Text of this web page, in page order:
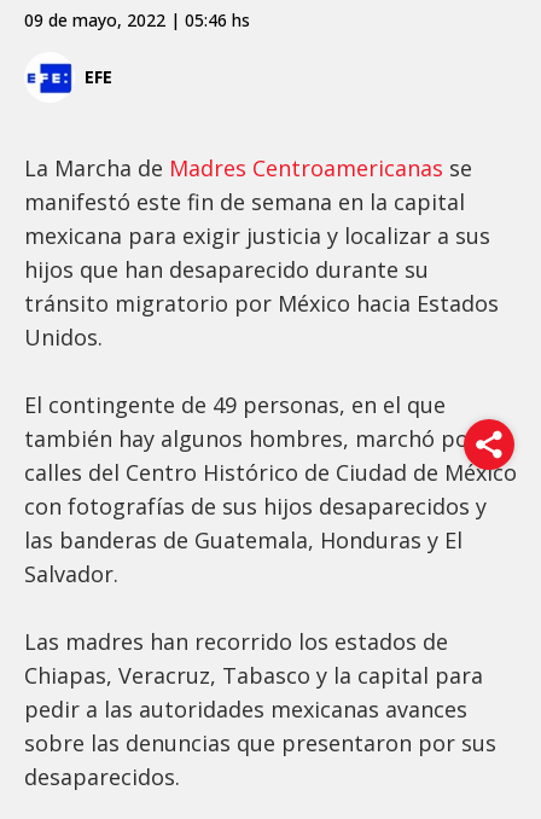
EFE
09 de mayo, 2022 | 05:46 hs
La Marcha de Madres Centroamericanas se
manifestó este fin de semana en la capital
mexicana para exigir justicia y localizar a sus
hijos que han desaparecido durante su
tránsito migratorio por México hacia Estados
Unidos.
El contingente de 49 personas, en el que
también hay algunos hombres, marchó por las
calles del Centro Histórico de Ciudad de México
con fotografías de sus hijos desaparecidos y
las banderas de Guatemala, Honduras y El
Salvador.
Las madres han recorrido los estados de
Chiapas, Veracruz, Tabasco y la capital para
pedir a las autoridades mexicanas avances
sobre las denuncias que presentaron por sus
desaparecidos.